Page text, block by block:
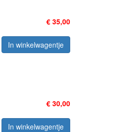
€ 35,00
In winkelwagentje
€ 30,00
In winkelwagentje